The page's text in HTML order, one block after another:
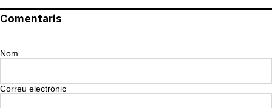
Comentaris
Nom
Correu electrònic